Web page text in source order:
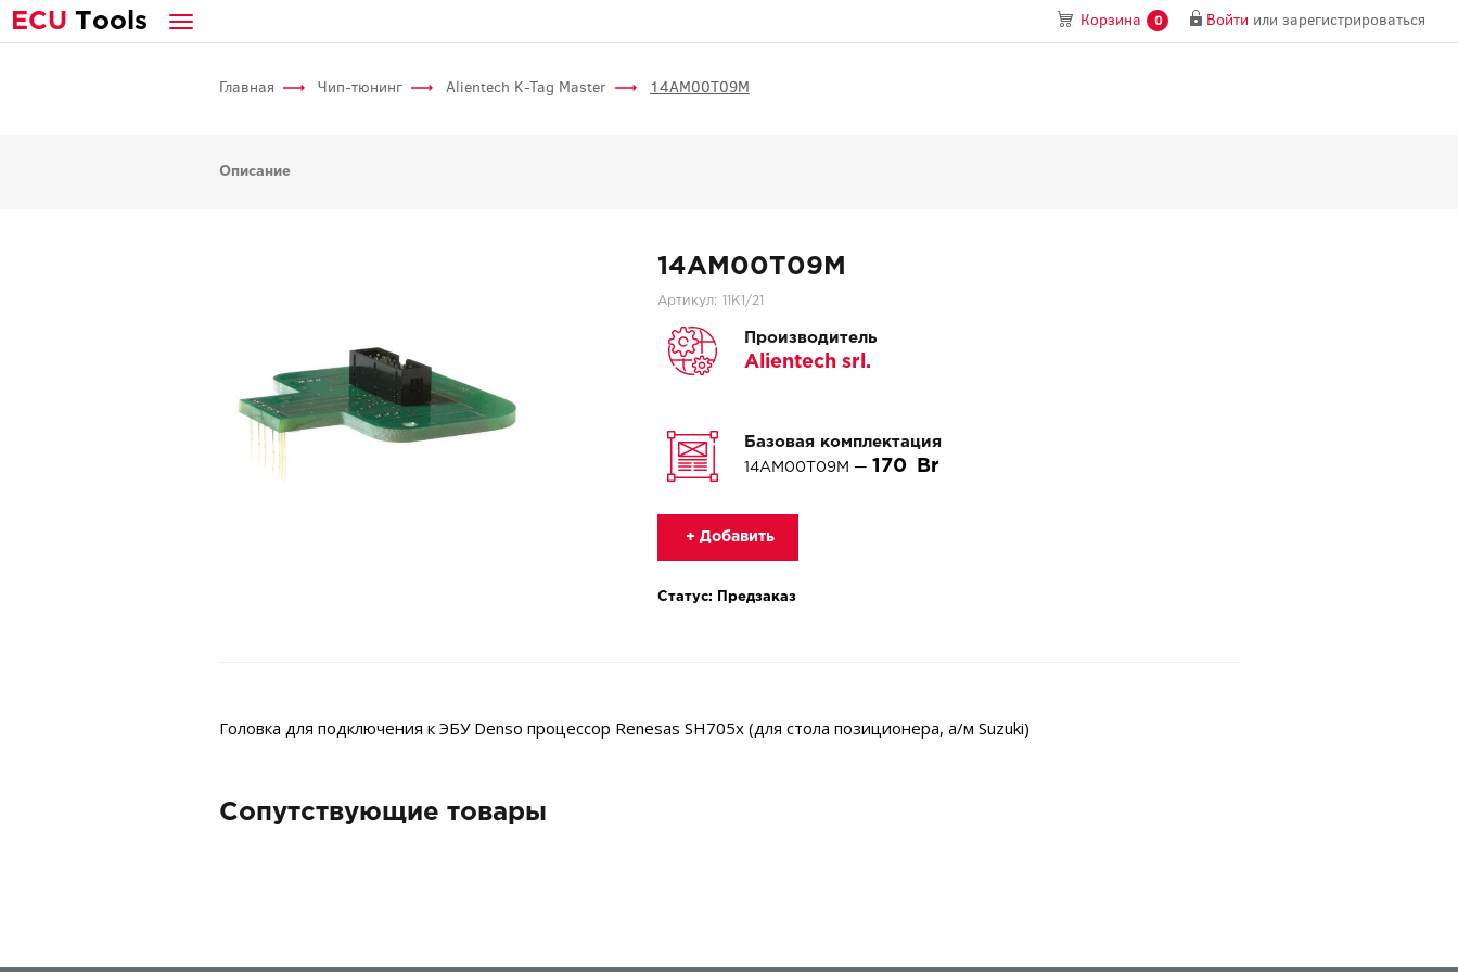
ECU Tools Корзина 0 Войти или зарегистрироваться
Главная Чип-тюнинг Alientech K-Tag Master 14AM00T09M
Описание
14AM00T09M
Артикул: 11K1/21
Производитель
Alientech srl.
Базовая комплектация
14AM00T09M — 170
+ Добавить
Статус: Предзаказ
Головка для подключения к ЭБУ Denso процессор Renesas SH705x (для стола позиционера, а/м Suzuki)
Сопутствующие товары